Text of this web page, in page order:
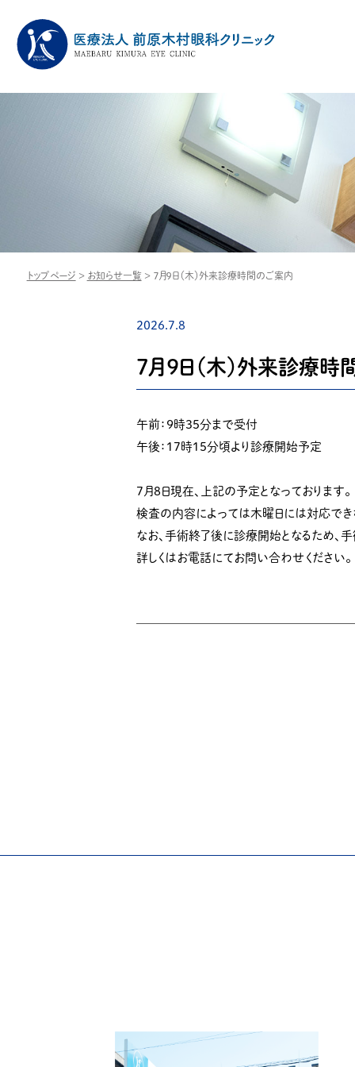
トップページ > お知らせ一覧 > ７月９日（木）外来診療時間のご案内
2026.7.8
７月９日（木）外来診療
午前：９時３５分まで受付
午後：１７時１５分頃より診療開始予定
７月８日現在、上記の予定となっております。
検査の内容によっては木曜日には対応でき
なお、手術終了後に診療開始となるため、
詳しくはお電話にてお問い合わせください。